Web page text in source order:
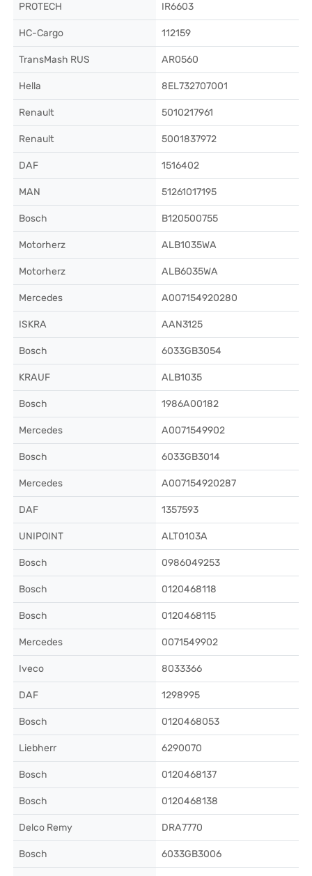
PROTECH IR6603
HC-Cargo 112159
TransMash RUS AR0560
Hella 8EL732707001
Renault 5010217961
Renault 5001837972
DAF 1516402
MAN 51261017195
Bosch B120500755
Motorherz ALB1035WA
Motorherz ALB6035WA
Mercedes A007154920280
ISKRA AAN3125
Bosch 6033GB3054
KRAUF ALB1035
Bosch 1986A00182
Mercedes A0071549902
Bosch 6033GB3014
Mercedes A007154920287
DAF 1357593
UNIPOINT ALT0103A
Bosch 0986049253
Bosch 0120468118
Bosch 0120468115
Mercedes 0071549902
Iveco 8033366
DAF 1298995
Bosch 0120468053
Liebherr 6290070
Bosch 0120468137
Bosch 0120468138
Delco Remy DRA7770
Bosch 6033GB3006